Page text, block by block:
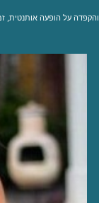
על הופעה אותנטית,